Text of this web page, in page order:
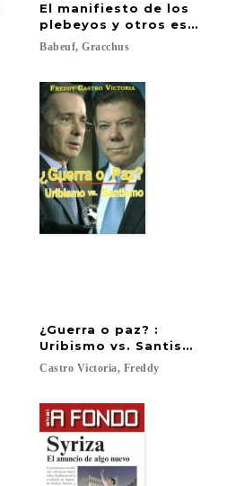
El manifiesto de los
plebeyos y otros
Babeuf, Gracchus
¿Guerra o paz? :
Uribismo vs. Santismo
Castro Victoria, Freddy